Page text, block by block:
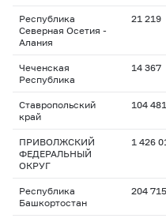
Республика
Северная Осетия -
Алания
21 219
Чеченская
Республика
14 367
Ставропольский
край
104 481
ПРИВОЛЖСКИЙ
ФЕДЕРАЛЬНЫЙ
ОКРУГ
1 426
Республика
Башкортостан
204 715